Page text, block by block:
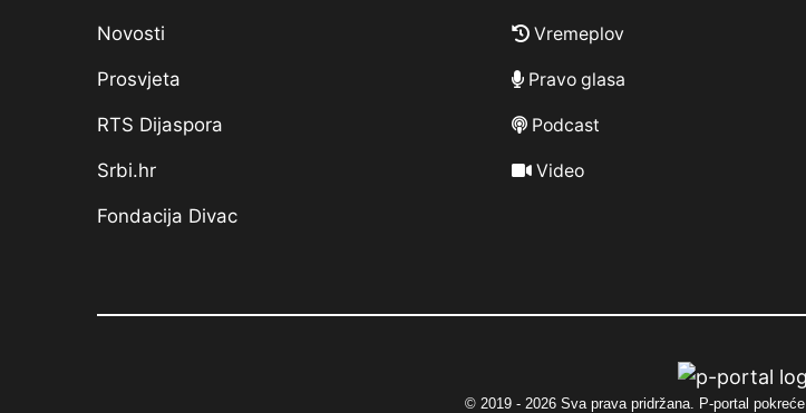
Novosti
Prosvjeta
RTS Dijaspora
Srbi.hr
Fondacija Divac
Vremeplov
Pravo glasa
Podcast
Video
© 2019 - 2026 Sva prava pridržana. P-portal pokreće